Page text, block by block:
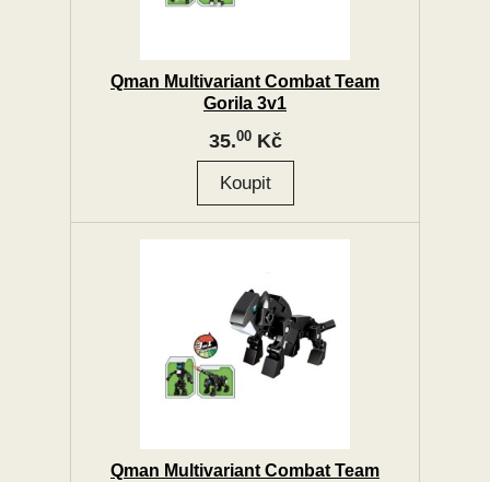
Qman Multivariant Combat Team
Gorila 3v1
35.00Kč
Qman Multivariant Combat Team